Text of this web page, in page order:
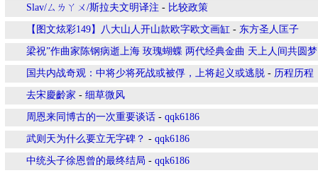
Slav/ㄙㄌㄚㄨ/斯拉夫文明译注 - 比较政策
【图文炫彩149】八大山人开山款欧字欧文画缸 - 东方圣人匡子
梁祝”作曲家陈钢病逝上海 玫瑰蝴蝶 两代经典金曲 天上人间共圆梦
国共内战奇观：中将少将死战或被俘，上将起义或逃脱 - 历程历程
去宋慶齡家 - 细草微风
周恩来同博古的一次重要谈话 - qqk6186
武则天为什么要立无字碑？ - qqk6186
中统头子徐恩曾的最终结局 - qqk6186